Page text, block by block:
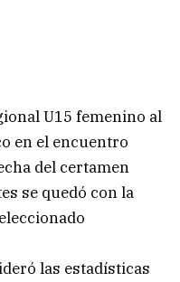
U15 femenino al
en el encuentro
del certamen
se quedó con la
las estadísticas